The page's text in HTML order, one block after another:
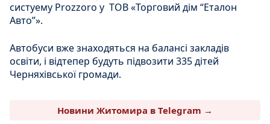
систуему Prozzoro у ТОВ «Торговий дім “Еталон
Авто”».
Автобуси вже знаходяться на балансі закладів
освіти, і відтепер будуть підвозити 335 дітей
Черняхівської громади.
Новини Житомира в Telegram →